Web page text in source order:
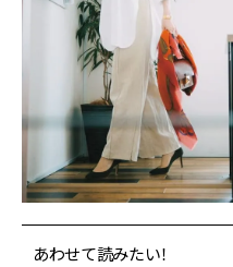
あわせて読みたい！